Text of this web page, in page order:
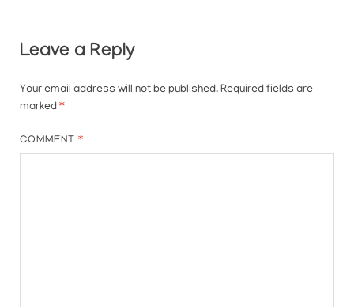
Leave a Reply
Your email address will not be published. Required fields are
marked *
COMMENT*